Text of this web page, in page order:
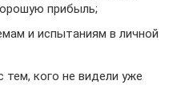
прибыль;
и испытаниям в личной
тем, кого не видели уже